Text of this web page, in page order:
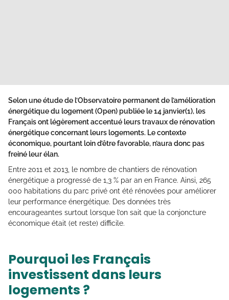
Selon une étude de l’Observatoire permanent de l’amélioration
énergétique du logement (Open) publiée le 14 janvier(1), les
Français ont légèrement accentué leurs travaux de rénovation
énergétique concernant leurs logements. Le contexte
économique, pourtant loin d’être favorable, n’aura donc pas
freiné leur élan.
Entre 2011 et 2013, le nombre de chantiers de rénovation
énergétique a progressé de 1,3 % par an en France. Ainsi, 265
000 habitations du parc privé ont été rénovées pour améliorer
leur performance énergétique. Des données très
encourageantes surtout lorsque l’on sait que la conjoncture
économique était (et reste) difficile.
Pourquoi les Français
investissent dans leurs
logements ?